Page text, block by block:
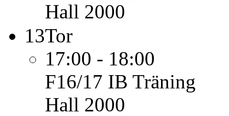
Hall 2000
13Tor
17:00 - 18:00
F16/17 IB Träning
Hall 2000